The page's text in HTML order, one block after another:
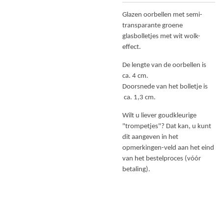
Glazen oorbellen met semi-
transparante groene
glasbolletjes met wit wolk-
effect.
De lengte van de oorbellen is
ca. 4 cm.
Doorsnede van het bolletje is
ca. 1,3 cm.
Wilt u liever goudkleurige
"trompetjes"? Dat kan, u kunt
dit aangeven in het
opmerkingen-veld aan het eind
van het bestelproces (vóór
betaling).